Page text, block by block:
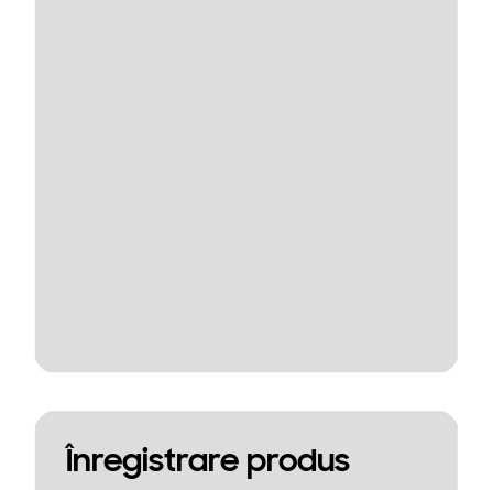
Înregistrare produs